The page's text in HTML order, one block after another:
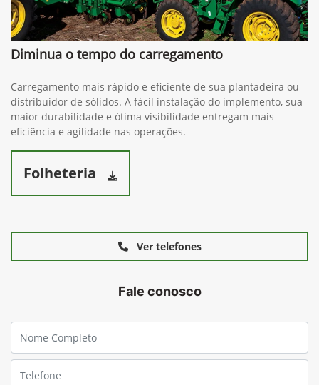
Diminua o tempo do carregamento
Carregamento mais rápido e eficiente de sua plantadeira ou
distribuidor de sólidos. A fácil instalação do implemento, sua
maior durabilidade e ótima visibilidade entregam mais
eficiência e agilidade nas operações.
Folheteria
Ver telefones
Fale conosco